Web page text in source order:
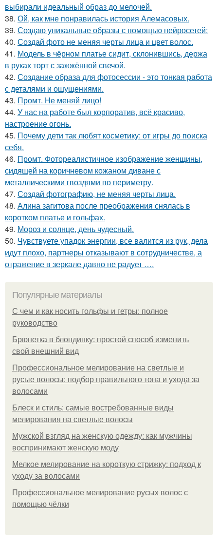
выбирали идеальный образ до мелочей.
38. Ой, как мне понравилась история Алемасовых.
39. Создаю уникальные образы с помощью нейросетей:
40. Создай фото не меняя черты лица и цвет волос.
41. Модель в чёрном платье сидит, склонившись, держа
в руках торт с зажжённой свечой.
42. Создание образа для фотосессии - это тонкая работа
с деталями и ощущениями.
43. Промт. Не меняй лицо!
44. У нас на работе был корпоратив, всё красиво,
настроение огонь.
45. Почему дети так любят косметику: от игры до поиска
себя.
46. Промт. Фотореалистичное изображение женщины,
сидящей на коричневом кожаном диване с
металлическими гвоздями по периметру.
47. Создай фотографию, не меняя черты лица.
48. Алина загитова после преображения снялась в
коротком платье и гольфах.
49. Мороз и солнце, день чудесный.
50. Чувствуете упадок энергии, все валится из рук, дела
идут плохо, партнеры отказывают в сотрудничестве, а
отражение в зеркале давно не радует ….
Популярные материалы
С чем и как носить гольфы и гетры: полное
руководство
Брюнетка в блондинку: простой способ изменить
свой внешний вид
Профессиональное мелирование на светлые и
русые волосы: подбор правильного тона и ухода за
волосами
Блеск и стиль: самые востребованные виды
мелирования на светлые волосы
Мужской взгляд на женскую одежду: как мужчины
воспринимают женскую моду
Мелкое мелирование на короткую стрижку: подход к
уходу за волосами
Профессиональное мелирование русых волос с
помощью чёлки